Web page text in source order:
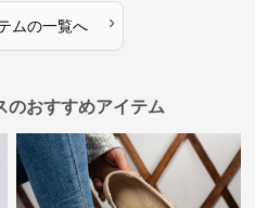
ムの一覧へ ›
のおすすめアイテム